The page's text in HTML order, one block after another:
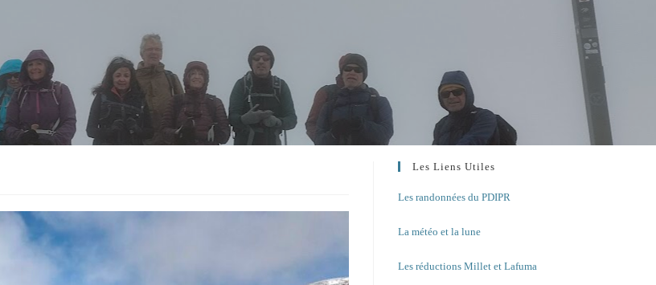
Les Liens Utiles
Les randonnées du PDIPR
La météo et la lune
Les réductions Millet et Lafuma